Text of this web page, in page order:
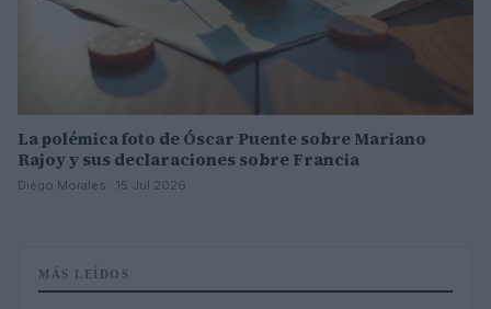
La polémica foto de Óscar Puente sobre Mariano
Rajoy y sus declaraciones sobre Francia
Diego Morales · 15 Jul 2026
MÁS LEÍDOS